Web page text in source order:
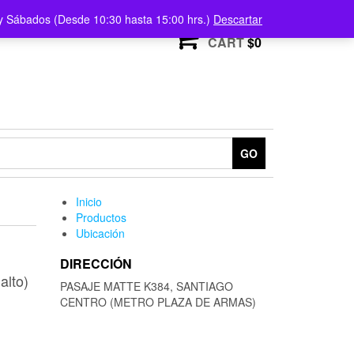
(Desde 10:30 hasta 15:00 hrs.) Descartar
CART$0
GO
Inicio
Productos
Ubicación
DIRECCIÓN
PASAJE MATTE K384, SANTIAGO
CENTRO (METRO PLAZA DE ARMAS)